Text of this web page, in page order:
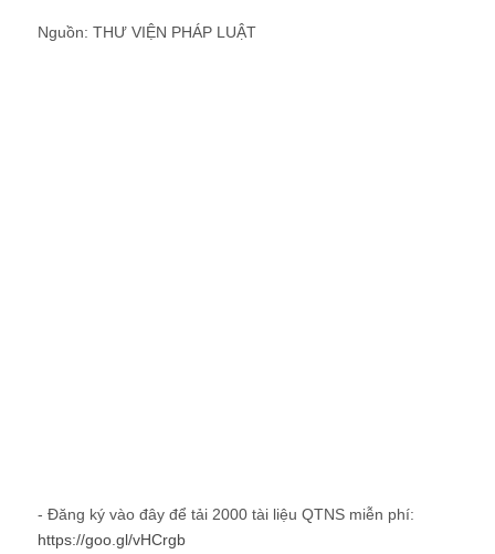
Nguồn: THƯ VIỆN PHÁP LUẬT
- Đăng ký vào đây để tải 2000 tài liệu QTNS miễn phí:
https://goo.gl/vHCrgb